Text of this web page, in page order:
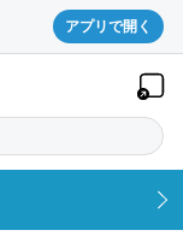
アプリで開く